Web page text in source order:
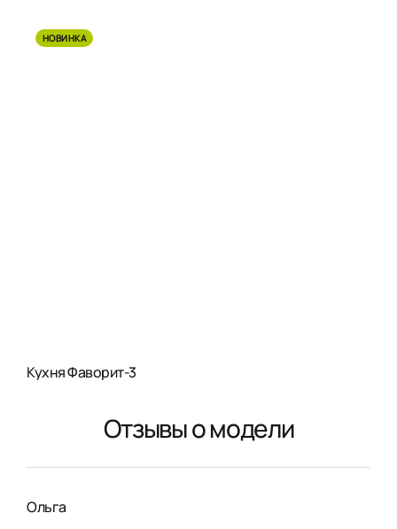
НОВИНКА
Кухня Фаворит-3
Отзывы о модели
Ольга